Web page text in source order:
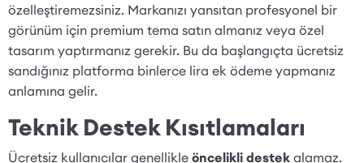
özelleştiremezsiniz. Markanızı yansıtan profesyonel bir
görünüm için premium tema satın almanız veya özel
tasarım yaptırmanız gerekir. Bu da başlangıçta ücretsiz
sandığınız platforma binlerce lira ek ödeme yapmanız
anlamına gelir.
Teknik Destek Kısıtlamaları
Ücretsiz kullanıcılar genellikle öncelikli destek alamaz.